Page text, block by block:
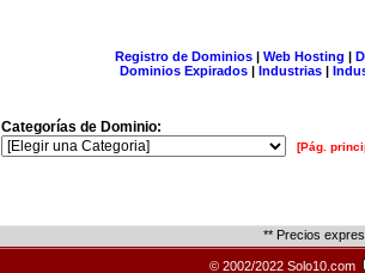
Registro de Dominios| Web Hosting |
Dominios Expirados | Industrias |
Categorías de Dominio:
[Pág.
** Precios
© 2002/2022 Solo10.com